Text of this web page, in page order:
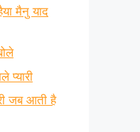
मैनु याद
जब आती है